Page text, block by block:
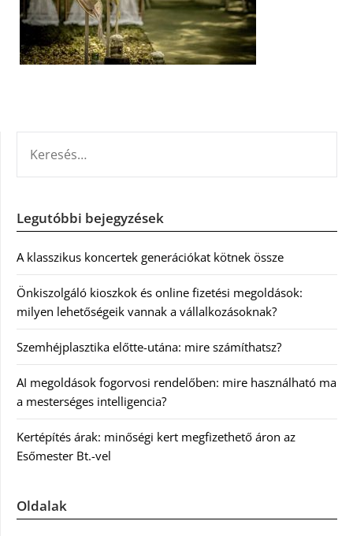
Legutóbbi bejegyzések
A klasszikus koncertek generációkat kötnek össze
Önkiszolgáló kioszkok és online fizetési megoldások:
milyen lehetőségeik vannak a vállalkozásoknak?
Szemhéjplasztika előtte-utána: mire számíthatsz?
AI megoldások fogorvosi rendelőben: mire használható ma
a mesterséges intelligencia?
Kertépítés árak: minőségi kert megfizethető áron az
Esőmester Bt.-vel
Oldalak